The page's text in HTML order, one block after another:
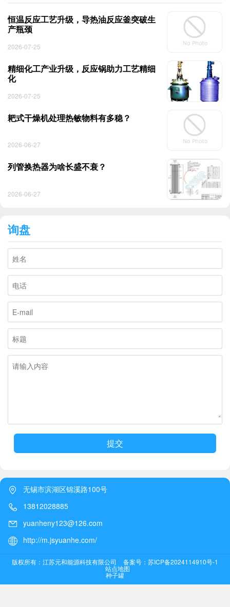
恒温反应工艺升级，导热油反应釜突破生
产瓶颈
2026-07-25
精细化工产业升级，反应锅助力工艺精细
化
2026-07-25
耙式干燥机处理热敏物料有多稳？
2026-06-27
列管换热器为啥长盛不衰？
2026-06-27
询盘
提交
无锡市滨湖区锦溪路100号
13812028885
yuanheny123@126.com
http://m.jsyuanhe.com/
版权所有：江苏元和能源科技有限公司 备案号：苏ICP备2024114910号-1
站点地图
种子罐